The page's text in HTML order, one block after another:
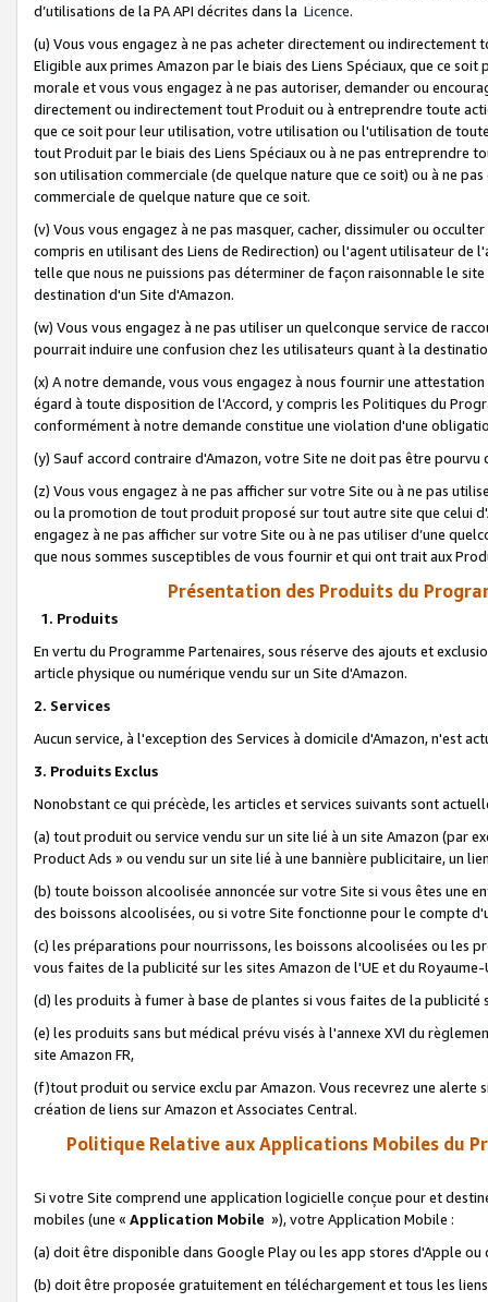
d’utilisations de la PA API décrites dans la Licence.
(u) Vous vous engagez à ne pas acheter directement ou
Eligible aux primes Amazon par le biais des Liens Spéciaux, que ce
morale et vous vous engagez à ne pas autoriser, demander ou
directement ou indirectement tout Produit ou à entreprendre toute
que ce soit pour leur utilisation, votre utilisation ou l'utilisation de
tout Produit par le biais des Liens Spéciaux ou à ne pas entreprendre
son utilisation commerciale (de quelque nature que ce soit) ou à ne
commerciale de quelque nature que ce soit.
(v) Vous vous engagez à ne pas masquer, cacher, dissimuler ou
compris en utilisant des Liens de Redirection) ou l'agent utilisateur
telle que nous ne puissions pas déterminer de façon raisonnable le
destination d'un Site d'Amazon.
(w) Vous vous engagez à ne pas utiliser un quelconque service de
pourrait induire une confusion chez les utilisateurs quant à la
(x) A notre demande, vous vous engagez à nous fournir une
égard à toute disposition de l'Accord, y compris les Politiques du
conformément à notre demande constitue une violation d'une
(y) Sauf accord contraire d'Amazon, votre Site ne doit pas être
(z) Vous vous engagez à ne pas afficher sur votre Site ou à ne pas
ou la promotion de tout produit proposé sur tout autre site que celui
engagez à ne pas afficher sur votre Site ou à ne pas utiliser d’une
que nous sommes susceptibles de vous fournir et qui ont trait aux
Présentation des Produits du
1. Produits
En vertu du Programme Partenaires, sous réserve des ajouts et
article physique ou numérique vendu sur un Site d'Amazon.
2. Services
Aucun service, à l'exception des Services à domicile d'Amazon, n'est
3. Produits Exclus
Nonobstant ce qui précède, les articles et services suivants sont
(a) tout produit ou service vendu sur un site lié à un site Amazon (par
Product Ads » ou vendu sur un site lié à une bannière publicitaire, un
(b) toute boisson alcoolisée annoncée sur votre Site si vous êtes une
des boissons alcoolisées, ou si votre Site fonctionne pour le compte
(c) les préparations pour nourrissons, les boissons alcoolisées ou les
vous faites de la publicité sur les sites Amazon de l'UE et du Royaume-
(d) les produits à fumer à base de plantes si vous faites de la publicité
(e) les produits sans but médical prévu visés à l'annexe XVI du
site Amazon FR,
(f)tout produit ou service exclu par Amazon. Vous recevrez une alerte
création de liens sur Amazon et Associates Central.
Politique Relative aux Applications Mobiles du
Si votre Site comprend une application logicielle conçue pour et
mobiles (une « Application Mobile »), votre Application Mobile :
(a) doit être disponible dans Google Play ou les app stores d'Apple ou
(b) doit être proposée gratuitement en téléchargement et tous les